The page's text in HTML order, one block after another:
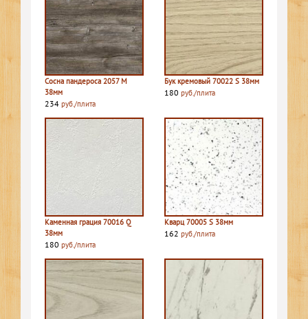
Сосна пандероса 2057 M
38мм
234 руб./плита
Бук кремовый 70022 S 38мм
180 руб./плита
Каменная грация 70016 Q
38мм
180 руб./плита
Кварц 70005 S 38мм
162 руб./плита